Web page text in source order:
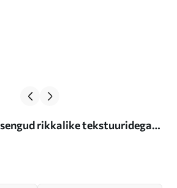
rikkalike tekstuuridega
kompositsioonis Nr s39460